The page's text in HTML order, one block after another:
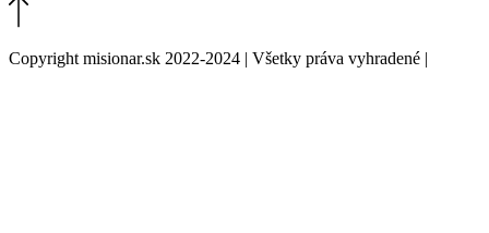
Copyright misionar.sk 2022-2024 | Všetky práva vyhradené |